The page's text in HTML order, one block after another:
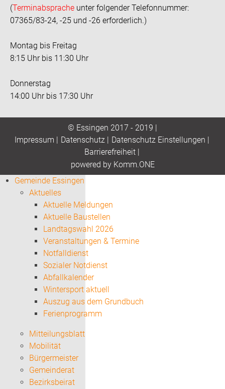
(Terminabsprache unter folgender Telefonnummer:
07365/83-24, -25 und -26 erforderlich.)
Montag bis Freitag
8:15 Uhr bis 11:30 Uhr
Donnerstag
14:00 Uhr bis 17:30 Uhr
© Essingen 2017 - 2019 |
Impressum
Datenschutz| Datenschutz Einstellungen
Barrierefreiheit|
powered by Komm.ONE
Gemeinde Essingen
Aktuelles
Aktuelle Meldungen
Aktuelle Baustellen
Landtagswahl 2026
Veranstaltungen & Termine
Notfalldienst
Sozialer Notdienst
Abfallkalender
Wintersport aktuell
Auszug aus dem Grundbuch
Ferienprogramm
Mitteilungsblatt
Mobilität
Bürgermeister
Gemeinderat
Bezirksbeirat